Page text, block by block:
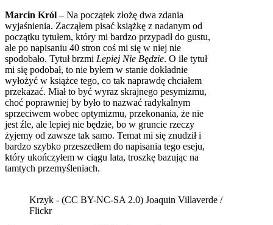
Marcin Król – Na początek złożę dwa zdania
wyjaśnienia. Zacząłem pisać książkę z nadanym od
początku tytułem, który mi bardzo przypadł do gustu,
ale po napisaniu 40 stron coś mi się w niej nie
spodobało. Tytuł brzmi Lepiej Nie Będzie. O ile tytuł
mi się podobał, to nie byłem w stanie dokładnie
wyłożyć w książce tego, co tak naprawdę chciałem
przekazać. Miał to być wyraz skrajnego pesymizmu,
choć poprawniej by było to nazwać radykalnym
sprzeciwem wobec optymizmu, przekonania, że nie
jest źle, ale lepiej nie będzie, bo w gruncie rzeczy
żyjemy od zawsze tak samo. Temat mi się znudził i
bardzo szybko przeszedłem do napisania tego eseju,
który ukończyłem w ciągu lata, troszkę bazując na
tamtych przemyśleniach.
Krzyk - (CC BY-NC-SA 2.0) Joaquin Villaverde /
Flickr